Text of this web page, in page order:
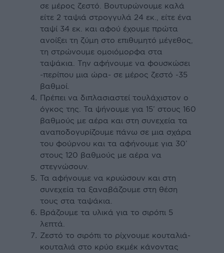
σε µέρος ζεστό. Βουτυρώνουµε καλά
είτε 2 ταψιά στρογγυλά 24 εκ., είτε ένα
ταψί 34 εκ. και αφού έχουµε πρώτα
ανοίξει τη ζύµη στο επιθυµητό µέγεθος,
τη στρώνουµε οµοιόµορφα στα
ταψάκια. Την αφήνουµε να φουσκώσει
-περίπου µια ώρα- σε µέρος ζεστό -35
βαθµοί.
Πρέπει να διπλασιαστεί τουλάχιστον ο
όγκος της. Τα ψήνουµε για 15’ στους 160
βαθµούς µε αέρα και στη συνεχεία τα
αναποδογυρίζουµε πάνω σε µια σχάρα
του φούρνου και τα αφήνουµε για 30’
στους 120 βαθµούς µε αέρα να
στεγνώσουν.
Τα αφήνουµε να κρυώσουν και στη
συνεχεία τα ξαναβάζουµε στη θέση
τους στα ταψάκια.
Βράζουµε τα υλικά για το σιρόπι 5
λεπτά.
Ζεστό το σιρόπι το ρίχνουµε κουταλιά-
κουταλιά στο κρύο εκµέκ κάνοντας